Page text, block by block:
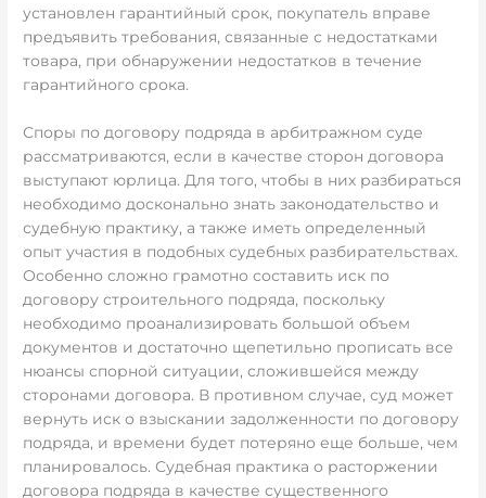
установлен гарантийный срок, покупатель вправе
предъявить требования, связанные с недостатками
товара, при обнаружении недостатков в течение
гарантийного срока.
Споры по договору подряда в арбитражном суде
рассматриваются, если в качестве сторон договора
выступают юрлица. Для того, чтобы в них разбираться
необходимо досконально знать законодательство и
судебную практику, а также иметь определенный
опыт участия в подобных судебных разбирательствах.
Особенно сложно грамотно составить иск по
договору строительного подряда, поскольку
необходимо проанализировать большой объем
документов и достаточно щепетильно прописать все
нюансы спорной ситуации, сложившейся между
сторонами договора. В противном случае, суд может
вернуть иск о взыскании задолженности по договору
подряда, и времени будет потеряно еще больше, чем
планировалось. Судебная практика о расторжении
договора подряда в качестве существенного